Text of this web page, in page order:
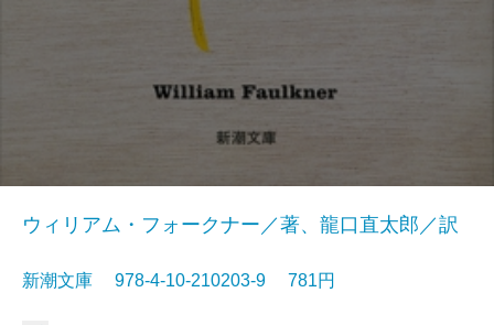
ウィリアム・フォークナー／著、龍口直太郎／訳
新潮文庫 978-4-10-210203-9 781円